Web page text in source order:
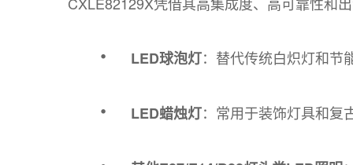
· LED球泡灯：替代传统白炽灯和节
· LED蜡烛灯：常用于装饰灯具和复